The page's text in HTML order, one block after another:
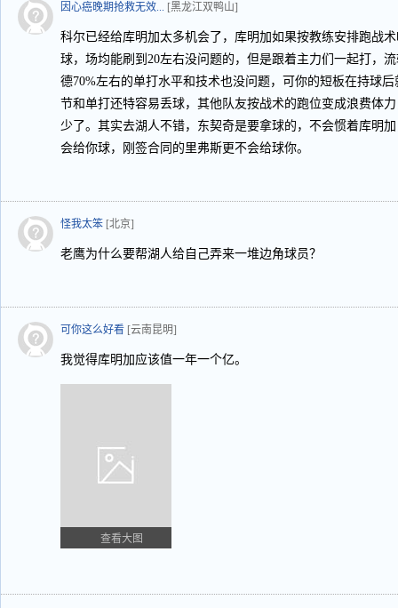
因心癌晚期抢救无效... [黑龙江双鸭山]
科尔已经给库明加太多机会了，库明加如果按教练安排跑战
球，场均能刷到20左右没问题的，但是跟着主力们一起打，
德70%左右的单打水平和技术也没问题，可你的短板在持球
节和单打还特容易丢球，其他队友按战术的跑位变成浪费体
少了。其实去湖人不错，东契奇是要拿球的，不会惯着库明
会给你球，刚签合同的里弗斯更不会给球你。
怪我太笨 [北京]
老鹰为什么要帮湖人给自己弄来一堆边角球员？
可你这么好看 [云南昆明]
我觉得库明加应该值一年一个亿。
查看大图